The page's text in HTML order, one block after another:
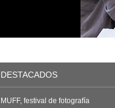
DESTACADOS
MUFF, festival de fotografía